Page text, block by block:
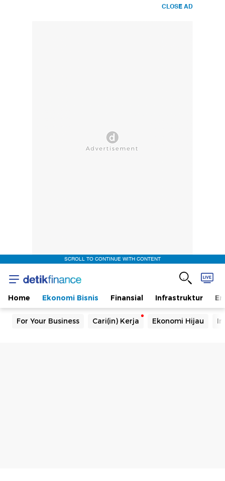
CLOSE AD
SCROLL TO CONTINUE WITH CONTENT
Home Ekonomi Bisnis Finansial Infrastruktur
For Your Business Cari(in) Kerja Ekonomi Hijau